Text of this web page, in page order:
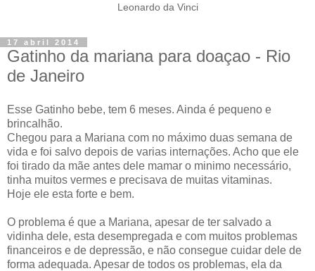
Leonardo da Vinci
17 abril 2014
Gatinho da mariana para doaçao - Rio
de Janeiro
Esse Gatinho bebe, tem 6 meses. Ainda é pequeno e
brincalhão.
Chegou para a Mariana com no máximo duas semana de
vida e foi salvo depois de varias internações. Acho que ele
foi tirado da mãe antes dele mamar o minimo necessário,
tinha muitos vermes e precisava de muitas vitaminas.
Hoje ele esta forte e bem.
O problema é que a Mariana, apesar de ter salvado a
vidinha dele, esta desempregada e com muitos problemas
financeiros e de depressão, e não consegue cuidar dele de
forma adequada. Apesar de todos os problemas, ela da